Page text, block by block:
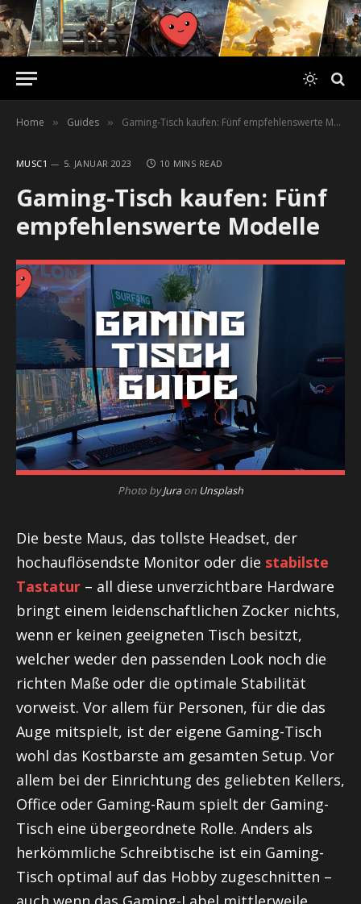
Home » Guides » Gaming-Tisch kaufen: Fünf empfehlenswerte Modelle
MUSC1 5. JANUAR 2023 10 MINS READ
Gaming-Tisch kaufen: Fünf
empfehlenswerte Modelle
Photo byJuraon Unsplash
Die beste Maus, das tollste Headset, der
hochauflösendste Monitor oder die stabilste
Tastatur – all diese unverzichtbare Hardware
bringt einem leidenschaftlichen Zocker nichts,
wenn er keinen geeigneten Tisch besitzt,
welcher weder den passenden Look noch die
richten Maße oder die optimale Stabilität
vorweist. Vor allem für Personen, für die das
Auge mitspielt, ist der eigene Gaming-Tisch
wohl das Kostbarste am gesamten Setup. Vor
allem bei der Einrichtung des geliebten Kellers,
Office oder Gaming-Raum spielt der Gaming-
Tisch eine übergeordnete Rolle. Anders als
herkömmliche Schreibtische ist ein Gaming-
Tisch optimal auf das Hobby zugeschnitten –